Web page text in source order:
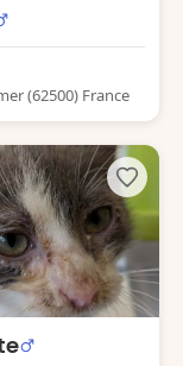
(62500) France